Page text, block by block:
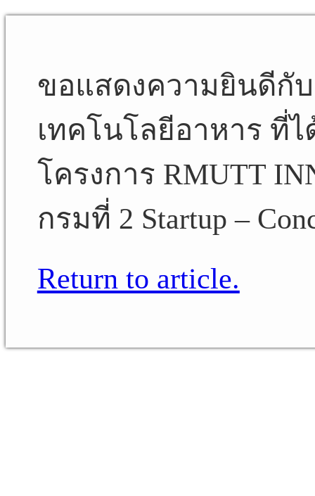
ขอแสดงความยินดีกั
เทคโนโลยีอาหาร ที่
โครงการ RMUTT
กรมที่ 2 Startup –
Return to article.